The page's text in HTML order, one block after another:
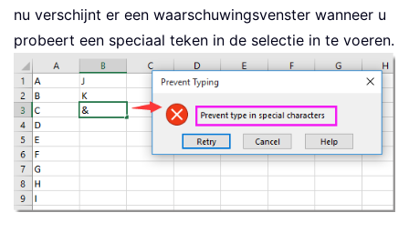
nu verschijnt er een waarschuwingsvenster wanneer u
probeert een speciaal teken in de selectie in te voeren.